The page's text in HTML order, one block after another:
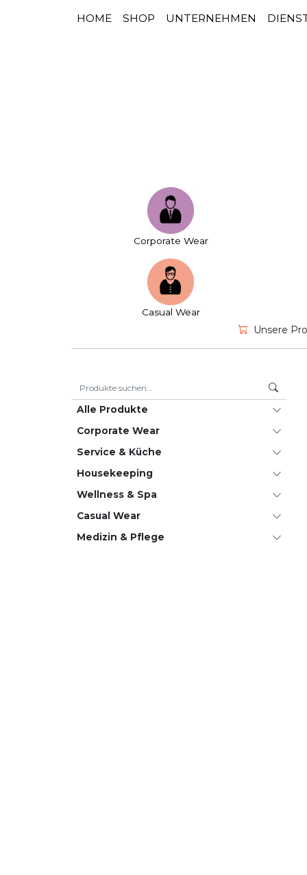
HAUPTNAVIGATION
HOME SHOP UNTERNEHMEN
Corporate Wear
Casual Wear
Unsere
Alle Produkte
Corporate Wear
Service & Küche
House­keeping
Wellness & Spa
Casual Wear
Medizin & Pflege